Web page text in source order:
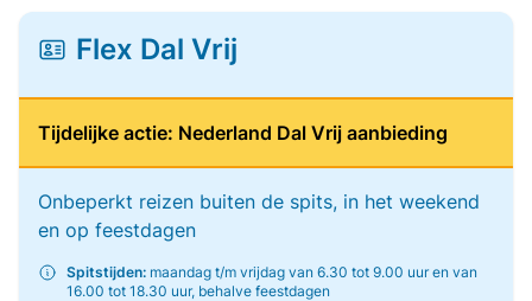
Flex Dal Vrij
Tijdelijke actie: Nederland Dal Vrij aanbieding
Onbeperkt reizen buiten de spits, in het weekend
en op feestdagen
Spitstijden: maandag t/m vrijdag van 6.30 tot 9.00 uur en van
16.00 tot 18.30 uur, behalve feestdagen